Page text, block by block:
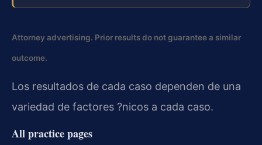
Attorney advertising. Prior results do not guarantee a similar
outcome.
Los resultados de cada caso dependen de una
variedad de factores ?nicos a cada caso.
All practice pages